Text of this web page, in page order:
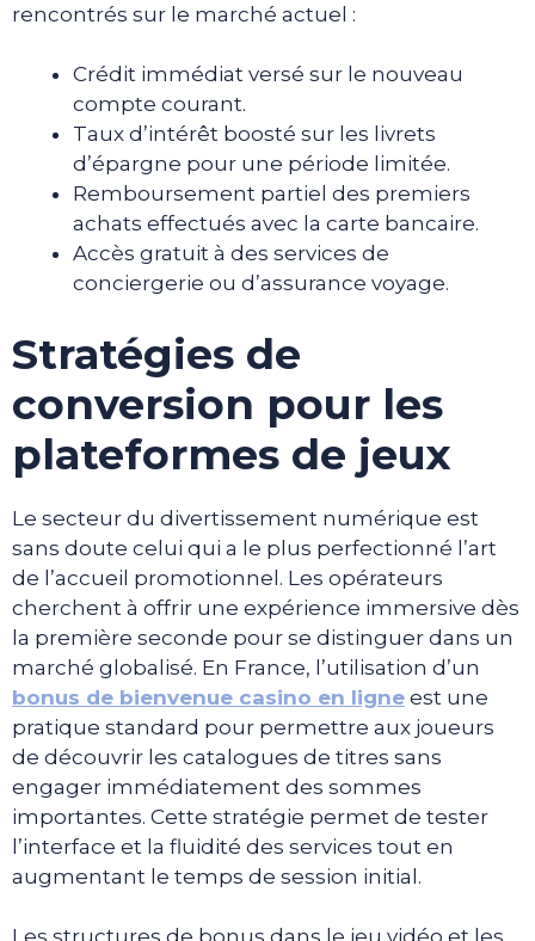
rencontrés sur le marché actuel :
Crédit immédiat versé sur le nouveau
compte courant.
Taux d’intérêt boosté sur les livrets
d’épargne pour une période limitée.
Remboursement partiel des premiers
achats effectués avec la carte bancaire.
Accès gratuit à des services de
conciergerie ou d’assurance voyage.
Stratégies de
conversion pour les
plateformes de jeux
Le secteur du divertissement numérique est
sans doute celui qui a le plus perfectionné l’art
de l’accueil promotionnel. Les opérateurs
cherchent à offrir une expérience immersive dès
la première seconde pour se distinguer dans un
marché globalisé. En France, l’utilisation d’un
bonus de bienvenue casino en ligne est une
pratique standard pour permettre aux joueurs
de découvrir les catalogues de titres sans
engager immédiatement des sommes
importantes. Cette stratégie permet de tester
l’interface et la fluidité des services tout en
augmentant le temps de session initial.